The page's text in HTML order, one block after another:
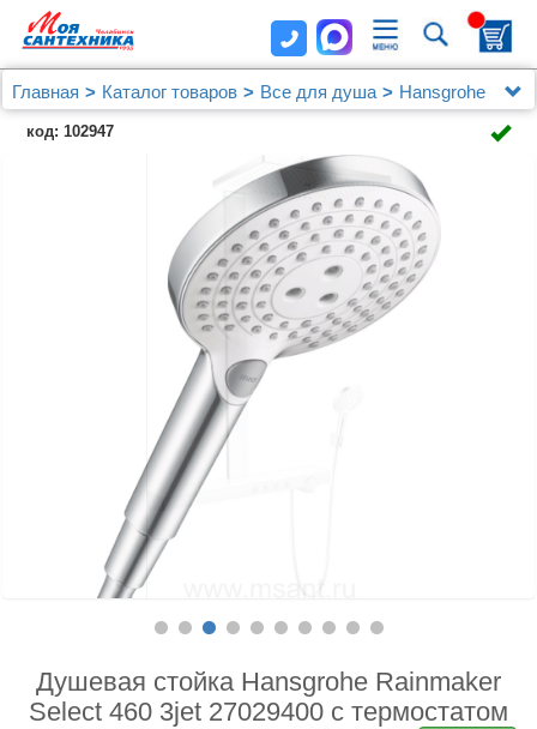
Главная Каталог товаров Все для душа
Hansgrohe
Душевая стойка Hansgrohe Rainmaker Select 460 3jet
27029400 с термостатом
код: 102947
Душевая стойка Hansgrohe Rainmaker
Select 460 3jet 27029400 с термостатом